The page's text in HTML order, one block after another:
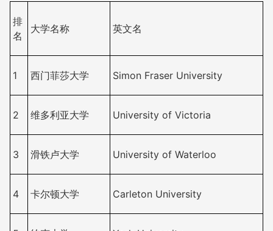
排
名
大学名称 英文名
1 西门菲莎大学 Simon Fraser University
2 维多利亚大学 University of Victoria
3 滑铁卢大学 University of Waterloo
4 卡尔顿大学 Carleton University